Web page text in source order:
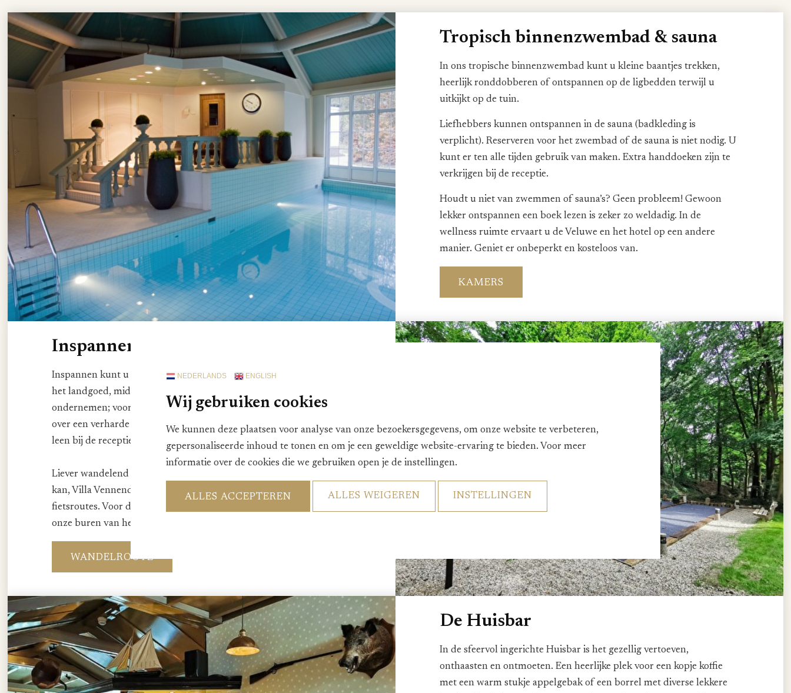
Tropisch binnenzwembad & sauna
In ons tropische binnenzwembad kunt u kleine baantjes trekken,
heerlijk ronddobberen of ontspannen op de ligbedden terwijl u
uitkijkt op de tuin.
Liefhebbers kunnen ontspannen in de sauna (badkleding is
verplicht). Reserveren voor het zwembad of de sauna is niet nodig. U
kunt er ten alle tijden gebruik van maken. Extra handdoeken zijn te
verkrijgen bij de receptie.
Houdt u niet van zwemmen of sauna’s? Geen probleem! Gewoon
lekker ontspannen een boek lezen is zeker zo weldadig. In de
wellness ruimte ervaart u de Veluwe en het hotel op een andere
manier. Geniet er onbeperkt en kosteloos van.
KAMERS
Inspannen
Inspannen kunt u op onze eigen professionalejeu de boules
het landgoed, midden in het groen. Een leuke activiteit om te
ondernemen; voor jong en oud. Daarnaast beschikt het hotel ook
over een verharde
tennisbaan tussen de bomen. Attributen zijn te
leen bij de receptie.
Liever wandelend of fietsend de prachtige Veluwe verkennen? Dat
kan, Villa Vennendal beschikt over een groot aanbod aan wandel- en
fietsroutes. Voor de verhuur van verschillende type fietsen kunt u bij
onze buren van het "Outdoorcentrum Nunspeet" terecht.
WANDELROUTE
De Huisbar
In de sfeervol ingerichte Huisbar is het gezellig vertoeven,
onthaasten en ontmoeten. Een heerlijke plek voor een kopje koffie
met een warm stukje appelgebak of een borrel met diverse lekkere
NEDERLANDS ENGLISH
Wij gebruiken cookies
We kunnen deze plaatsen voor analyse van onze bezoekersgegevens, om onze website te verbeteren,
gepersonaliseerde inhoud te tonen en om je een geweldige website-ervaring te bieden. Voor meer
informatie over de cookies die we gebruiken open je de instellingen.
ALLES ACCEPTEREN ALLES WEIGEREN INSTELLINGEN